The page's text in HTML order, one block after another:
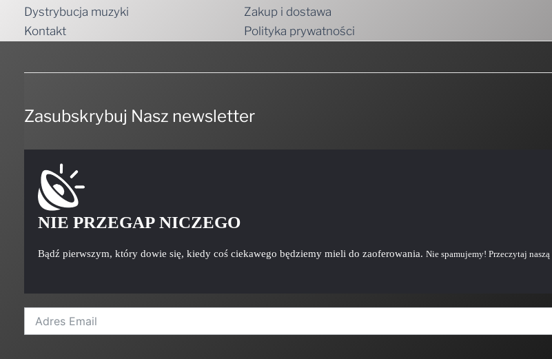
Dystrybucja muzyki
Kontakt
Zakup i dostawa
Polityka prywatności
Zasubskrybuj Nasz newsletter
NIE PRZEGAP NICZEGO
Bądź pierwszym, który dowie się, kiedy coś ciekawego będziemy mieli do zaoferowania. Nie spamujemy! Przeczytaj naszą